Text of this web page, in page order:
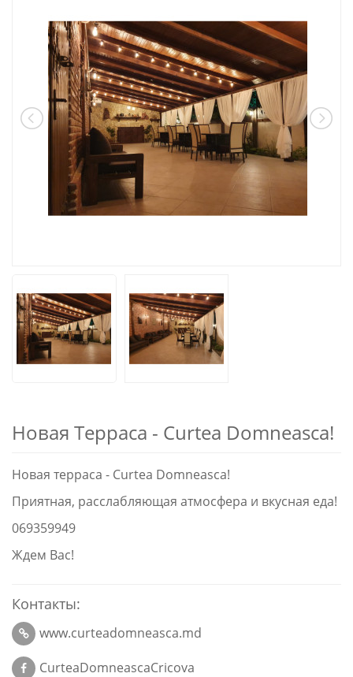
Новая Терраса - Curtea Domneasca!
Новая терраса - Curtea Domneasca!
Приятная, расслабляющая атмосфера и вкусная еда!
069359949
Ждем Вас!
Контакты:
www.curteadomneasca.md
CurteaDomneascaCricova